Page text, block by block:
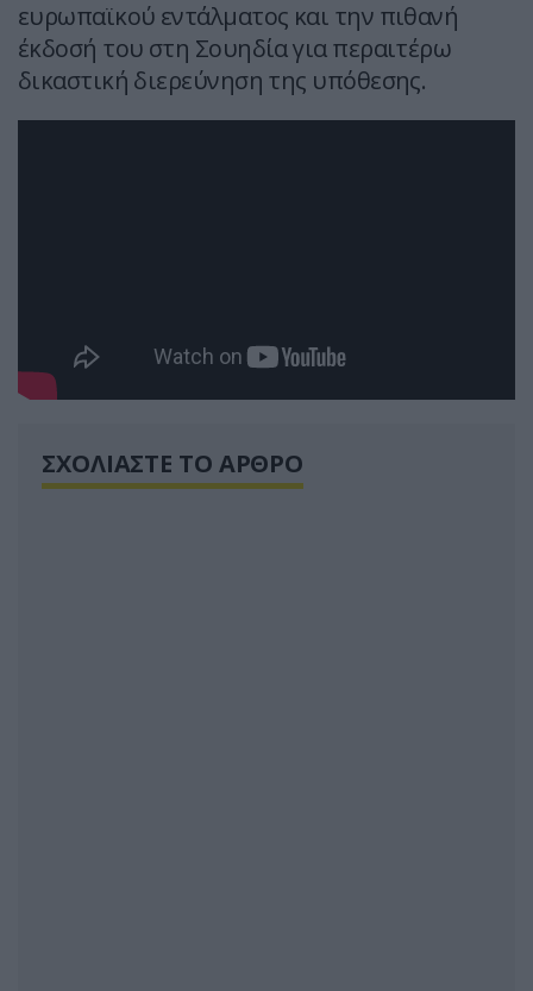
ευρωπαϊκού εντάλματος και την πιθανή
έκδοσή του στη Σουηδία για περαιτέρω
δικαστική διερεύνηση της υπόθεσης.
ΣΧΟΛΙΑΣΤΕ ΤΟ ΑΡΘΡΟ